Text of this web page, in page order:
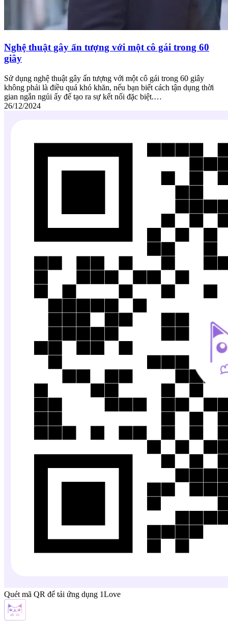
Nghệ thuật gây ấn tượng với một cô gái trong 60
giây
Sử dụng nghệ thuật gây ấn tượng với một cô gái trong 60 giây
không phải là điều quá khó khăn, nếu bạn biết cách tận dụng thời
gian ngắn ngủi ấy để tạo ra sự kết nối đặc biệt.…
26/12/2024
Quét mã QR để tải ứng dụng 1Love